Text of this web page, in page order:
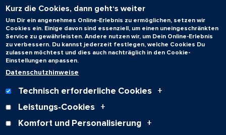
Von 2019 bis 2021 war sie mit einem DFG-
Forschungsstipendium an der Manchester Metropolitan
University tätig. Beim Deutschen Zentrums für Luft- und
Raumfahrt in Köln führte Ganse in der Zeit eine
Bettruhestudie durch, um zusammen mit NASA und ESA
den Muskelabbau im All zu erforschen. Aktuell arbeitet
die Medizinerin an einem Projekt auf der Concordia-
Station in der Antarktis zum Thema Muskeln und
Kurz die Cookies, dann geht‘s weiter
Um Dir ein angenehmes Online-Erlebnis zu ermöglichen, setzen wir
Cookies ein. Einige davon sind essenziell, um einen uneingeschränkten
Service zu gewährleisten. Andere nutzen wir, um Dein Online-Erlebnis
zu verbessern. Du kannst jederzeit festlegen, welche Cookies Du
zulassen möchtest und dies auch nachträglich in den Cookie-
Einstellungen anpassen.
Datenschutzhinweise
Technisch erforderliche Cookies
Leistungs-Cookies
Komfort und Personalisierung